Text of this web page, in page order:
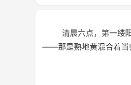
清晨六点，第一缕阳
——那是熟地黄混合着当